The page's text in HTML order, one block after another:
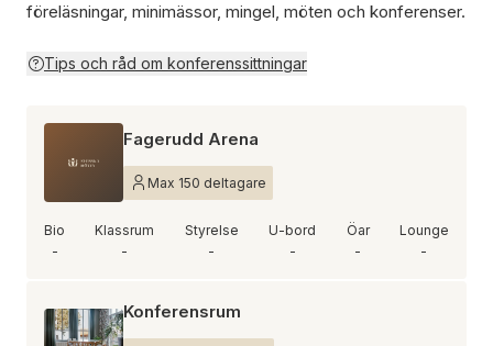
föreläsningar, minimässor, mingel, möten och konferenser.
Tips och råd om konferenssittningar
Fagerudd Arena
Max 150 deltagare
Bio
-
Klassrum
-
Styrelse
-
U-bord
-
Öar
-
Lounge
-
Konferensrum